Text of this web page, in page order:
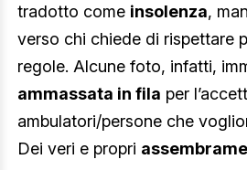
tradotto come insolenza,
verso chi chiede di rispettare
regole. Alcune foto, infatti,
ammassata in fila per
ambulatori/persone che
Dei veri e propri